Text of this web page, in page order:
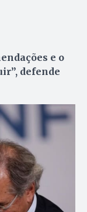
e o
defende